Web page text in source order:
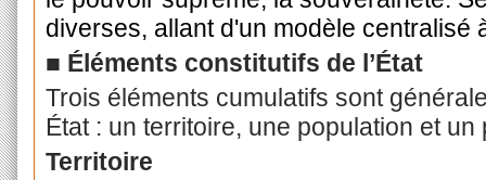
diverses, allant d'un modèle centralisé
■ Éléments constitutifs de l’État
Trois éléments cumulatifs sont
État : un territoire, une population et
Territoire